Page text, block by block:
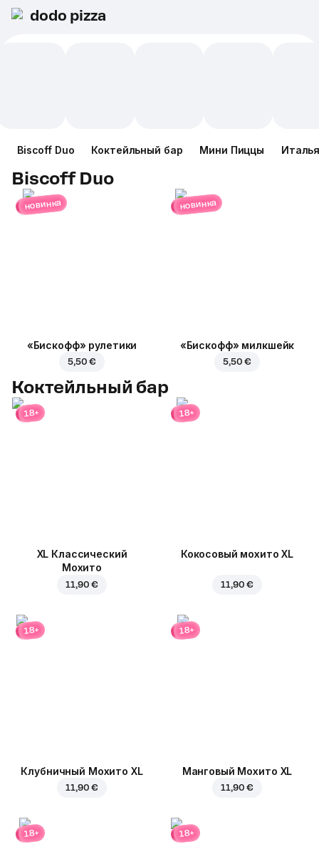
dodo pizza
Biscoff Duo Коктейльный бар Мини Пиццы
Biscoff Duo
новинка
«Бискофф» рулетики
5,50 €
новинка
«Бискофф» милкшейк
5,50 €
Коктейльный бар
18+
XL Классический
Мохито
11,90 €
18+
Кокосовый мохито XL
11,90 €
18+
Клубничный Мохито XL
11,90 €
18+
Манговый Мохито XL
11,90 €
18+ 18+